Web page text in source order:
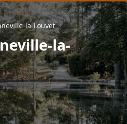
la-Louvet
la-